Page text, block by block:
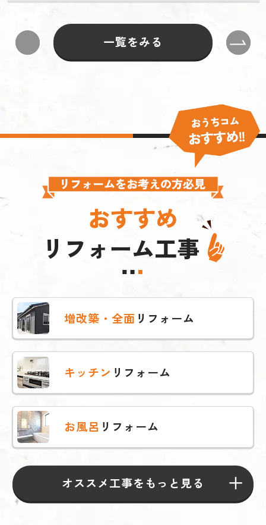
一覧をみる
おすすめ
リフォーム工事
増改築・全面 リフォーム
キッチン リフォーム
お風呂 リフォーム
オススメ工事をもっと見る